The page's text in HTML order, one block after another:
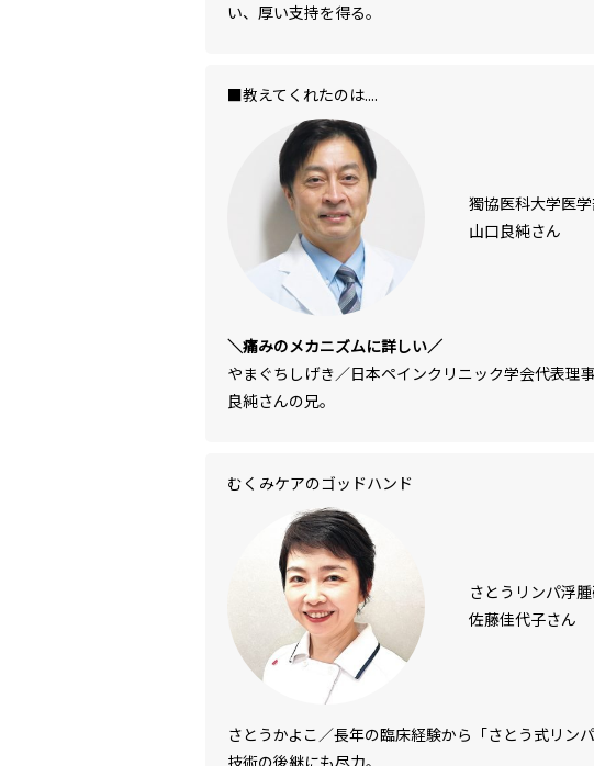
い、厚い支持を得る。
■教えてくれたのは....
獨協医科大学医
山口良純さん
＼痛みのメカニズムに詳しい／
やまぐちしげき／日本ペインクリニック学会代表理
良純さんの兄。
むくみケアのゴッドハンド
さとうリンパ浮
佐藤佳代子さん
さとうかよこ／長年の臨床経験から「さとう式リン
技術の後継にも尽力。